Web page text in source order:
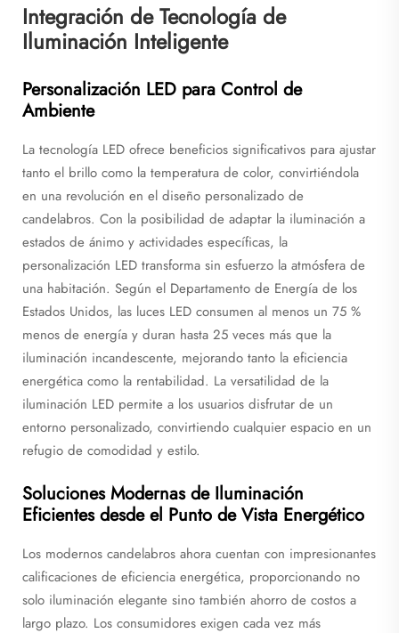
Integración de Tecnología de
Iluminación Inteligente
Personalización LED para Control de
Ambiente
La tecnología LED ofrece beneficios significativos para ajustar
tanto el brillo como la temperatura de color, convirtiéndola
en una revolución en el diseño personalizado de
candelabros. Con la posibilidad de adaptar la iluminación a
estados de ánimo y actividades específicas, la
personalización LED transforma sin esfuerzo la atmósfera de
una habitación. Según el Departamento de Energía de los
Estados Unidos, las luces LED consumen al menos un 75 %
menos de energía y duran hasta 25 veces más que la
iluminación incandescente, mejorando tanto la eficiencia
energética como la rentabilidad. La versatilidad de la
iluminación LED permite a los usuarios disfrutar de un
entorno personalizado, convirtiendo cualquier espacio en un
refugio de comodidad y estilo.
Soluciones Modernas de Iluminación
Eficientes desde el Punto de Vista Energético
Los modernos candelabros ahora cuentan con impresionantes
calificaciones de eficiencia energética, proporcionando no
solo iluminación elegante sino también ahorro de costos a
largo plazo. Los consumidores exigen cada vez más